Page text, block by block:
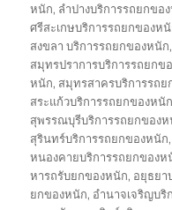
หนัก, ลำปางบริการรถยกขอ
ศรีสะเกษบริการรถยกของห
สงขลา บริการรถยกของหนัก,
สมุทรปราการบริการรถยกข
หนัก, สมุทรสาครบริการรถ
สระแก้วบริการรถยกของหนัก
สุพรรณบุรีบริการรถยกของห
สุรินทร์บริการรถยกของหนัก,
หนองคายบริการรถยกของห
หารถรับยกของหนัก, อยุธยา
ยกของหนัก, อำนาจเจริญบริ